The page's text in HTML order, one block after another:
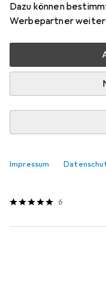
Dazu können
Werbepartner
Impressum
Hier findest du
Denmark Nova aus
Relevanz
Produktliste
Oral-BPro-Clean
6